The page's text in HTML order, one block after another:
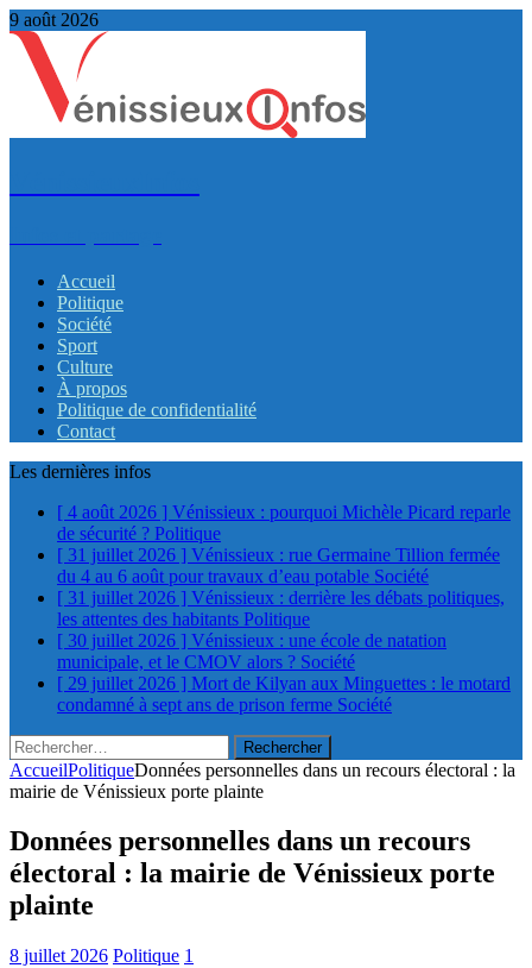
9 août 2026
Accueil
Politique
Société
Sport
Culture
À propos
Politique de confidentialité
Contact
Les dernières infos
[ 4 août 2026 ] Vénissieux : pourquoi Michèle Picard reparle
de sécurité ? Politique
[ 31 juillet 2026 ] Vénissieux : rue Germaine Tillion fermée
du 4 au 6 août pour travaux d’eau potable Société
[ 31 juillet 2026 ] Vénissieux : derrière les débats politiques,
les attentes des habitants Politique
[ 30 juillet 2026 ] Vénissieux : une école de natation
municipale, et le CMOV alors ? Société
[ 29 juillet 2026 ] Mort de Kilyan aux Minguettes : le motard
condamné à sept ans de prison ferme Société
Rechercher :
AccueilPolitiqueDonnées personnelles dans un recours électoral : la
mairie de Vénissieux porte plainte
Données personnelles dans un recours
électoral : la mairie de Vénissieux porte
plainte
8 juillet 2026 Politique 1